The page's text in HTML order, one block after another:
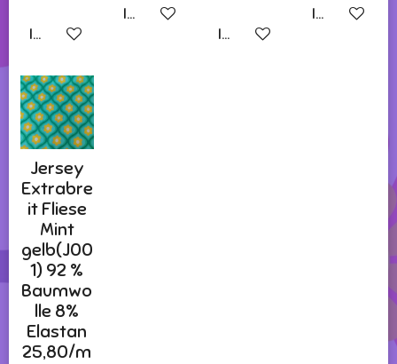
In den Warenkorb
In den Warenkorb
In den Warenkorb
In den
Jersey
Extrabre
it Fliese
Mint
gelb(J00
1) 92 %
Baumwo
lle 8%
Elastan
25,80/m